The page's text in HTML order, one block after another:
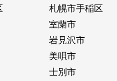
札幌市手稲区
室蘭市
岩見沢市
美唄市
士別市